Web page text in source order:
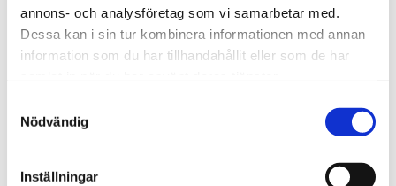
annons- och analysföretag som vi samarbetar med.
Dessa kan i sin tur kombinera informationen med annan
information som du har tillhandahållit eller som de har
Nödvändig
Inställningar
Beställ bärgare 24H
Karlstad054-15 80 40
Kristinehamn